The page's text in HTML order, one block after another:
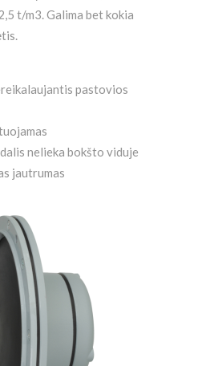
t/m3. Galima bet kokia
pastovios
nelieka bokšto viduje
jautrumas